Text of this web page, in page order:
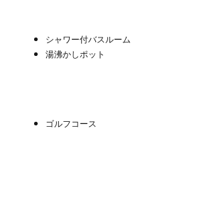
シャワー付バスルーム
湯沸かしポット
ゴルフコース